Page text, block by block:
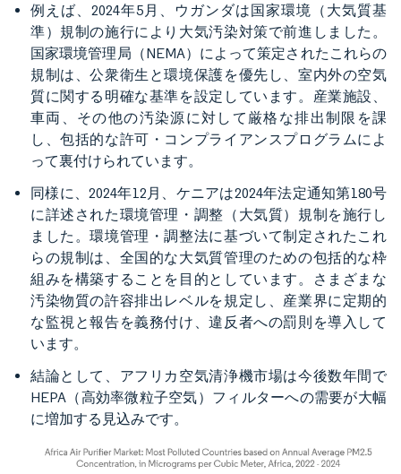
例えば、2024年5月、ウガンダは国家環境（大気質基
準）規制の施行により大気汚染対策で前進しました。
国家環境管理局（NEMA）によって策定されたこれらの
規制は、公衆衛生と環境保護を優先し、室内外の空気
質に関する明確な基準を設定しています。産業施設、
車両、その他の汚染源に対して厳格な排出制限を課
し、包括的な許可・コンプライアンスプログラムによ
って裏付けられています。
同様に、2024年12月、ケニアは2024年法定通知第180号
に詳述された環境管理・調整（大気質）規制を施行し
ました。環境管理・調整法に基づいて制定されたこれ
らの規制は、全国的な大気質管理のための包括的な枠
組みを構築することを目的としています。さまざまな
汚染物質の許容排出レベルを規定し、産業界に定期的
な監視と報告を義務付け、違反者への罰則を導入して
います。
結論として、アフリカ空気清浄機市場は今後数年間で
HEPA（高効率微粒子空気）フィルターへの需要が大幅
に増加する見込みです。